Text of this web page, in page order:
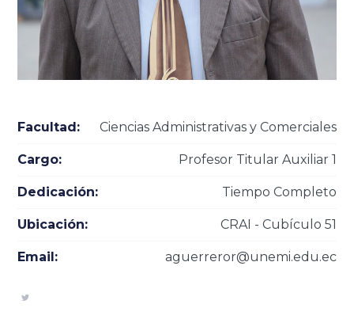
Facultad: Ciencias Administrativas y Comerciales
Cargo: Profesor Titular Auxiliar 1
Dedicación: Tiempo Completo
Ubicación: CRAI - Cubículo 51
Email: aguerreror@unemi.edu.ec